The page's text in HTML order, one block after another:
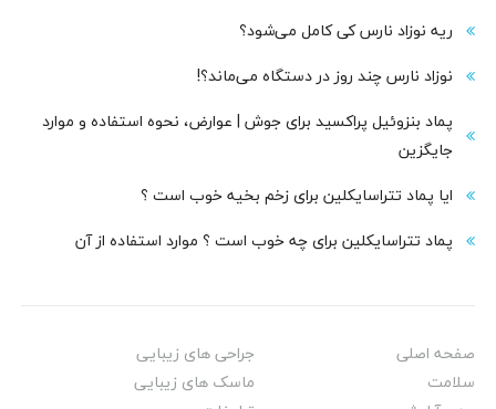
ریه نوزاد نارس کی کامل می‌شود؟
نوزاد نارس چند روز در دستگاه می‌ماند؟!
پماد بنزوئیل پراکسید برای جوش | عوارض، نحوه استفاده و موارد
جایگزین
ایا پماد تتراسایکلین برای زخم بخیه خوب است ؟
پماد تتراسایکلین برای چه خوب است ؟ موارد استفاده از آن
صفحه اصلی
جراحی های زیبایی
سلامت
ماسک های زیبایی